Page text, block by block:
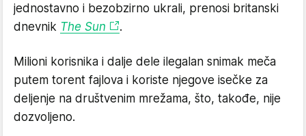
jednostavno i bezobzirno ukrali, prenosi britanski
dnevnik The Sun .
Milioni korisnika i dalje dele ilegalan snimak meča
putem torent fajlova i koriste njegove isečke za
deljenje na društvenim mrežama, što, takođe, nije
dozvoljeno.